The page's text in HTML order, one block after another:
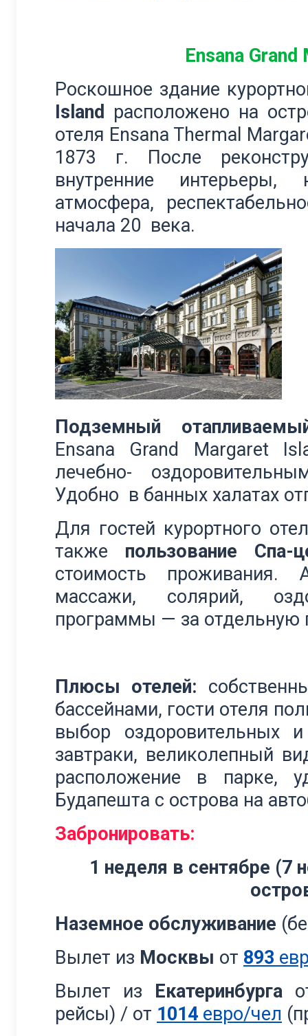
Ensana
Роскошное здание
Island расположено на
отеля Ensana Thermal
1873 г. После
внутренние интерьеры,
атмосфера,
начала 20 века.
Подземный
Ensana Grand Margaret
лечебно-
Удобно в банных халатах
Для гостей курортного
также пользование Спа-
стоимость проживания.
массажи, солярий,
программы — за отдельную
Плюсы отелей:
бассейнами, гости отеля
выбор оздоровительных
завтраки, великолепный
расположение в парке,
Будапешта с острова на
Забронировать:
1 неделя в сентябре (7
Наземное обслуживание
Вылет из Москвы от 893
Вылет из Екатеринбурга
рейсы) / от 1014 евро/чел